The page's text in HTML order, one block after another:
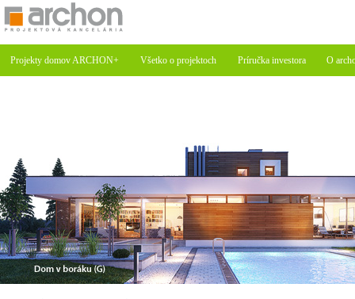
Projekty domov ARCHON+ Všetko o projektoch Príručka investora O